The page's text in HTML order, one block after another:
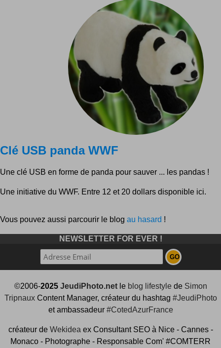
Clé USB panda WWF
Une clé USB en forme de panda pour sauver ... les pandas !
Une initiative du WWF. Entre 12 et 20 dollars disponible ici.
Vous pouvez aussi parcourir le blog au hasard !
NEWSLETTER FOR EVER !
©2006-2025 JeudiPhoto.netle blog lifestylede Simon
TripnauxContent Manager, créateur du hashtag #JeudiPhoto
et ambassadeur #CotedAzurFrance
créateur de Wekidea ex Consultant SEO à Nice - Cannes -
Monaco - Photographe - Responsable Com' #COMTERR